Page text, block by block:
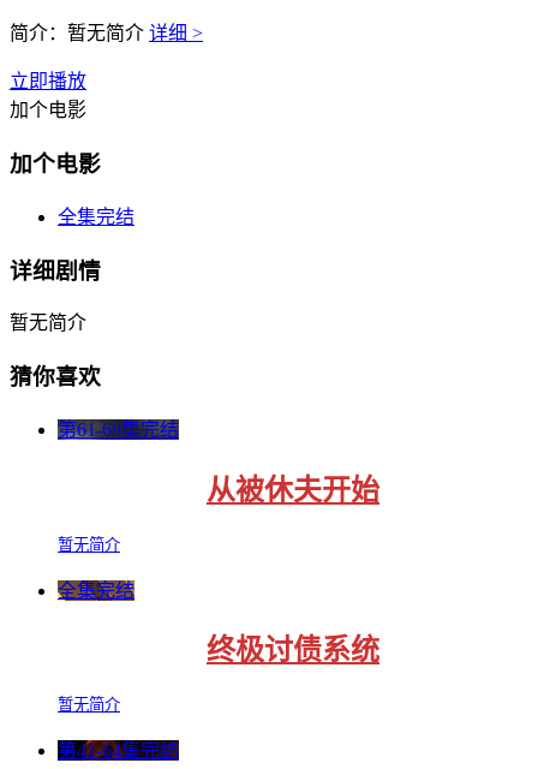
简介： 暂无简介 详细 >
立即播放
加个电影
加个电影
全集完结
详细剧情
暂无简介
猜你喜欢
第61-68集完结
从被休夫开始
暂无简介
全集完结
终极讨债系统
暂无简介
第41-64集完结